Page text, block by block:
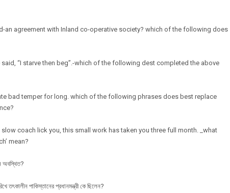
an agreement with Inland co-operative society? which of the following does
“I starve then beg”.-which of the following dest completed the above
bad temper for long. which of the following phrases does best replace
slow coach lick you, this small work has taken you three full month. _what
mean?
অবস্থিত?
তৎকালীন পাকিস্তানের প্রধানমন্ত্রী কে ছিলেন?